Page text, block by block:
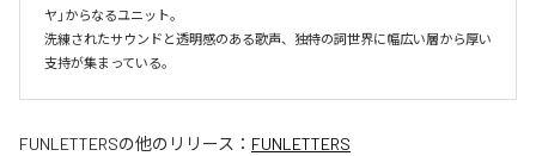
ヤ」からなるユニット。
洗練されたサウンドと透明感のある歌声、独特の詞世界に幅広い層から厚い
支持が集まっている。
FUNLETTERSの他のリリース： FUNLETTERS